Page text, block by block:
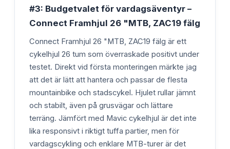
#3: Budgetvalet för vardagsäventyr –
Connect Framhjul 26 "MTB, ZAC19 fälg
Connect Framhjul 26 "MTB, ZAC19 fälg är ett
cykelhjul 26 tum som överraskade positivt under
testet. Direkt vid första monteringen märkte jag
att det är lätt att hantera och passar de flesta
mountainbike och stadscykel. Hjulet rullar jämnt
och stabilt, även på grusvägar och lättare
terräng. Jämfört med Mavic cykelhjul är det inte
lika responsivt i riktigt tuffa partier, men för
vardagscykling och enklare MTB-turer är det